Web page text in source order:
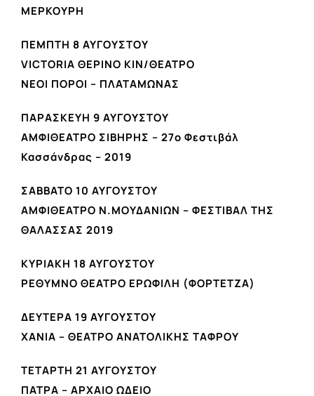
ΜΕΡΚΟΥΡΗ
ΠΕΜΠΤΗ 8 ΑΥΓΟΥΣΤΟΥ
VICTORIA ΘΕΡΙΝΟ ΚΙΝ/ΘΕΑΤΡΟ
ΝΕΟΙ ΠΟΡΟΙ – ΠΛΑΤΑΜΩΝΑΣ
ΠΑΡΑΣΚΕΥΗ 9 ΑΥΓΟΥΣΤΟΥ
ΑΜΦΙΘΕΑΤΡΟ ΣΙΒΗΡΗΣ – 27o Φεστιβάλ
Κασσάνδρας – 2019
ΣΑΒΒΑΤΟ 10 ΑΥΓΟΥΣΤΟΥ
ΑΜΦΙΘΕΑΤΡΟ Ν.ΜΟΥΔΑΝΙΩΝ – ΦΕΣΤΙΒΑΛ ΤΗΣ
ΘΑΛΑΣΣΑΣ 2019
ΚΥΡΙΑΚΗ 18 ΑΥΓΟΥΣΤΟΥ
ΡΕΘΥΜΝΟ ΘΕΑΤΡΟ ΕΡΩΦΙΛΗ (ΦΟΡΤΕΤΖΑ)
ΔΕΥΤΕΡΑ 19 ΑΥΓΟΥΣΤΟΥ
ΧΑΝΙΑ – ΘΕΑΤΡΟ ΑΝΑΤΟΛΙΚΗΣ ΤΑΦΡΟΥ
ΤΕΤΑΡΤΗ 21 ΑΥΓΟΥΣΤΟΥ
ΠΑΤΡΑ – ΑΡΧΑΙΟ ΩΔΕΙΟ